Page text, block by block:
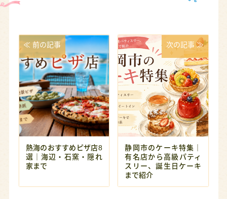
≪ 前の記事
熱海のおすすめピザ店8
選｜海辺・石窯・隠れ
家まで
次の記事 ≫
静岡市のケーキ特集｜
有名店から高級パティ
スリー、誕生日ケーキ
まで紹介